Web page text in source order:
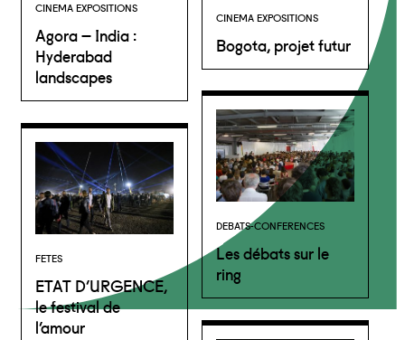
CINEMA EXPOSITIONS
Bogota, projet futur
CINEMA EXPOSITIONS
Agora – India :
Hyderabad
landscapes
DEBATS-CONFERENCES
Les débats sur le
ring
FETES
ETAT D’URGENCE,
le festival de
l’amour